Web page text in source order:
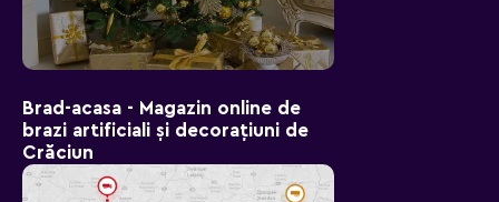
Brad-aсasa - Magazin online de
brazi artificiali și decorațiuni de
Crăciun